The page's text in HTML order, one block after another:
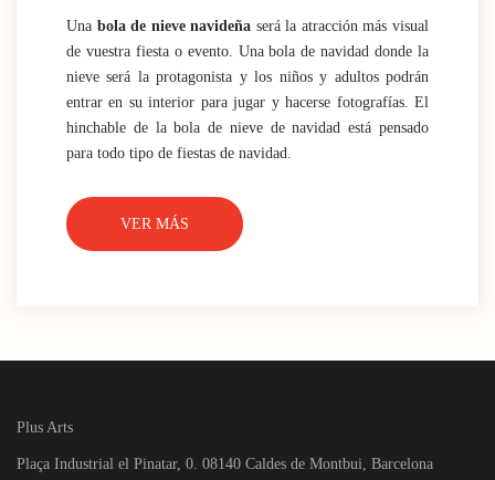
Una bola de nieve navideña será la atracción más visual
de vuestra fiesta o evento. Una bola de navidad donde la
nieve será la protagonista y los niños y adultos podrán
entrar en su interior para jugar y hacerse fotografías. El
hinchable de la bola de nieve de navidad está pensado
para todo tipo de fiestas de navidad.
VER MÁS
Plus Arts
Plaça Industrial el Pinatar, 0. 08140 Caldes de Montbui, Barcelona